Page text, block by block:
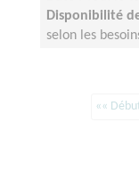
Disponibilité
selon les
««